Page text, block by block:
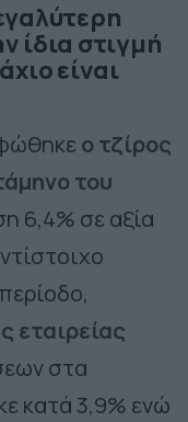
ίδια στιγμή
είναι
ο τζίρος
του
6,4% σε αξία
εταιρείας
στα
κατά 3,9% ενώ